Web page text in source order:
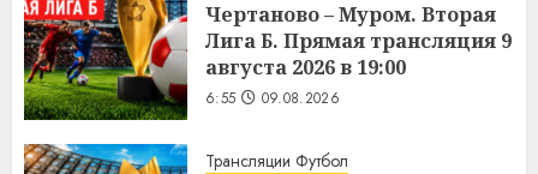
Чертаново – Муром. Вторая
Лига Б. Прямая трансляция 9
августа 2026 в 19:00
6:55 09.08.2026
Трансляции Футбол